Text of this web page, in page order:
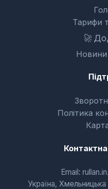
Тарифи
🚀
Новини
Політика
Email:
Україна,